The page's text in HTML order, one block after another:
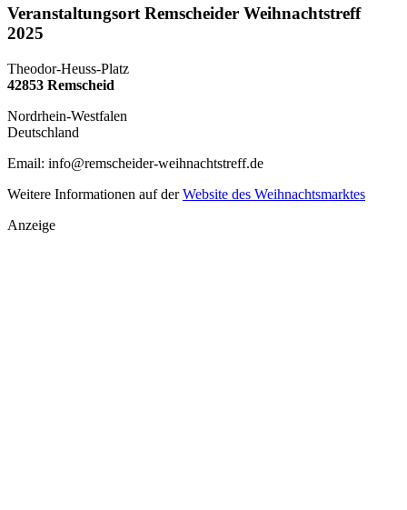
Veranstaltungsort Remscheider Weihnachtstreff
2025
Theodor-Heuss-Platz
42853 Remscheid
Nordrhein-Westfalen
Deutschland
Email: info@remscheider-weihnachtstreff.de
Weitere Informationen auf derWebsite des Weihnachtsmarktes
Anzeige